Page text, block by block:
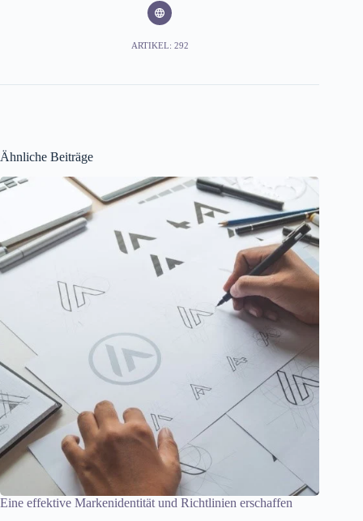
ARTIKEL: 292
Ähnliche Beiträge
Eine effektive Markenidentität und Richtlinien erschaffen